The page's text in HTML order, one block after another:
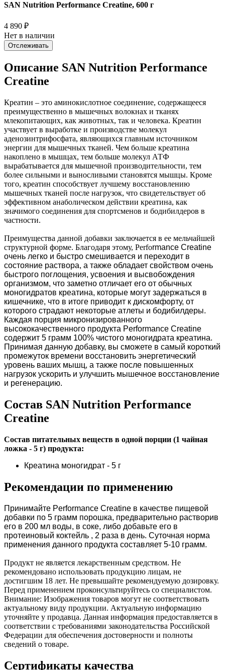
SAN Nutrition Performance Creatine, 600 г
4 890 ₽
Нет в наличии
Отслеживать
Описание SAN Nutrition Performance
Creatine
Креатин – это аминокислотное соединение, содержащееся
преимущественно в мышечных волокнах и тканях
млекопитающих, как животных, так и человека. Креатин
участвует в выработке и производстве молекул
аденозинтрифосфата, являющихся главным источником
энергии для мышечных тканей. Чем больше креатина
накоплено в мышцах, тем больше молекул АТФ
вырабатывается для мышечной производительности, тем
более сильными и выносливыми становятся мышцы. Кроме
того, креатин способствует лучшему восстановлению
мышечных тканей после нагрузок, что свидетельствует об
эффективном анаболическом действии креатина, как
значимого соединения для спортсменов и бодибилдеров в
частности.
Преимущества данной добавки заключается в ее мельчайшей
структурной форме. Благодаря этому, Performance Creatine
очень легко и быстро смешивается и переходит в
состояние раствора, а также обладает свойством очень
быстрого поглощения, усвоения и высвобождения
организмом, что заметно отличает его от обычных
моногидратов креатина, которые могут задержаться в
кишечнике, что в итоге приводит к дискомфорту, от
которого страдают некоторые атлеты и бодибилдеры.
Каждая порция микронизированного
высококачественного продукта Performance Creatine
содержит 5 грамм 100% чистого моногидрата креатина.
Принимая данную добавку, вы сможете в самый короткий
промежуток времени восстановить энергетический
уровень ваших мышц, а также после повышенных
нагрузок ускорить и улучшить мышечное восстановление
и регенерацию.
Состав SAN Nutrition Performance
Creatine
Состав питательных веществ в одной порции (1 чайная
ложка - 5 г) продукта:
Креатина моногидрат - 5 г
Рекомендации по применению
Принимайте Performance Creatine в качестве пищевой
добавки по 5 грамм порошка, предварительно растворив
его в 200 мл воды, в соке, либо добавьте его в
протеиновый коктейль , 2 раза в день. Суточная норма
применения данного продукта составляет 5-10 грамм.
Продукт не является лекарственным средством. Не
рекомендовано использовать продукцию лицам, не
достигшим 18 лет. Не превышайте рекомендуемую дозировку.
Перед применением проконсультируйтесь со специалистом.
Внимание: Изображения товаров могут не соответствовать
актуальному виду продукции. Актуальную информацию
уточняйте у продавца. Данная информация предоставляется в
соответствии с требованиями законодательства Российской
Федерации для обеспечения достоверности и полноты
сведений о товаре.
Сертификаты качества